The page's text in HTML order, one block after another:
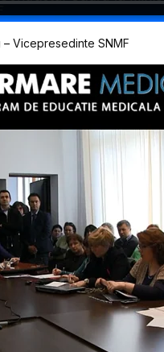
Vicepresedinte SNMF